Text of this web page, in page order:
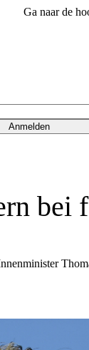
Ga naar de
Anmelden
bei